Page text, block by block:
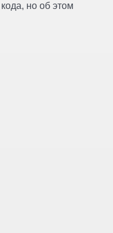
кода, но об этом